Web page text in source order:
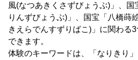
風(なつあきくさずびょうぶ)」、国
りんずびょうぶ)」、国宝「八橋蒔
きえらでんすずりばこ)」に関わる
できます。
体験のキーワードは、「なりきり